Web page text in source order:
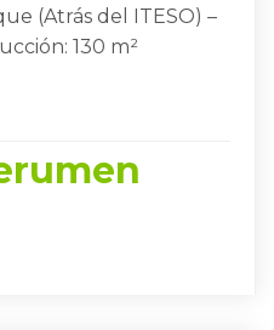
(Atrás del ITESO) –
130 m²